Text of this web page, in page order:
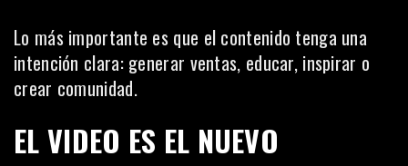
Lo más importante es que el contenido tenga una
intención clara: generar ventas, educar, inspirar o
crear comunidad.
EL VIDEO ES EL NUEVO